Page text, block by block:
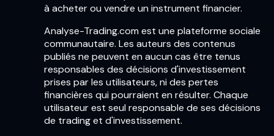
à acheter ou vendre un instrument financier.
Analyse-Trading.com est une plateforme sociale
communautaire. Les auteurs des contenus
publiés ne peuvent en aucun cas être tenus
responsables des décisions d'investissement
prises par les utilisateurs, ni des pertes
financières qui pourraient en résulter. Chaque
utilisateur est seul responsable de ses décisions
de trading et d'investissement.